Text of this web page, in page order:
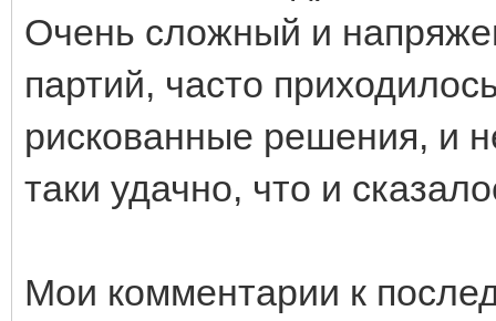
Очень сложный и
партий, часто
рискованные решения, и
таки удачно, что и
Мои комментарии к